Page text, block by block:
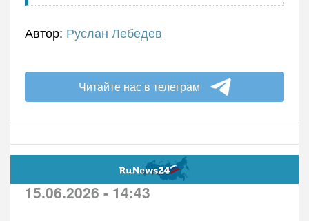
Автор: Руслан Лебедев
Читайте нас в телеграм
15.06.2026 - 14:43